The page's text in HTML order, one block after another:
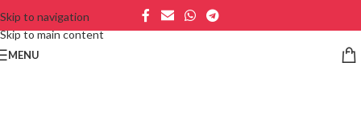
Skip to navigation
Skip to main content
MENU